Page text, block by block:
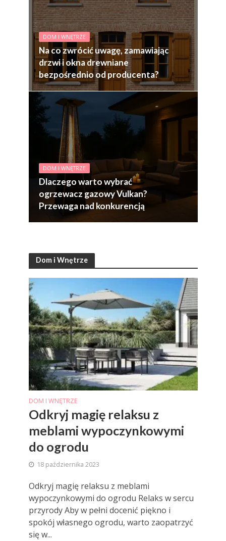
DOM I WNĘTRZE
Na co zwrócić uwagę, zamawiając
drzwi i okna drewniane
bezpośrednio od producenta?
DOM I WNĘTRZE
Dlaczego warto wybrać
ogrzewacz gazowy Vulkan?
Przewaga nad konkurencją
Dom i Wnętrze
DOM I WNĘTRZE
Odkryj magię relaksu z
meblami wypoczynkowymi
do ogrodu
18 października 2023
Odkryj magię relaksu z meblami
wypoczynkowymi do ogrodu Relaks w sercu
przyrody Aby w pełni docenić piękno i
spokój własnego ogrodu, warto zaopatrzyć
się w...